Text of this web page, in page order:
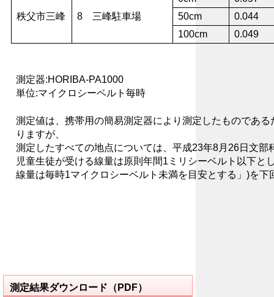
秩父市三峰 8 三峰駐車場
50cm
0.044
100cm
0.049
測定器:HORIBA-PA1000
単位:マイクロシーベルト毎時
測定値は、携帯用の簡易測定器により測定したものであ
りますが、
測定したすべての地点については、平成23年8月26日文部
児童生徒が受ける線量は原則年間1ミリシーベルト以下と
線量は毎時1マイクロシーベルト未満を目安とする」)を下
測定結果ダウンロード（PDF）